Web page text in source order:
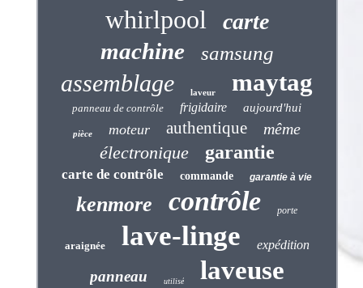
whirlpool carte
machine samsung
assemblage laveur maytag
panneau de contrôle frigidaire aujourd'hui
pièce moteur authentique même
électronique garantie
carte de contrôle commande garantie à vie
kenmore contrôle porte
araignée lave-linge expédition
panneau utilisé laveuse